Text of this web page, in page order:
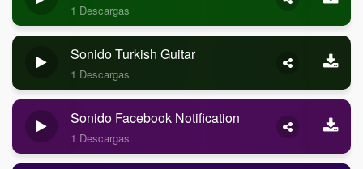
1 Descargas
Sonido Turkish Guitar
1 Descargas
Sonido Facebook Notification
1 Descargas